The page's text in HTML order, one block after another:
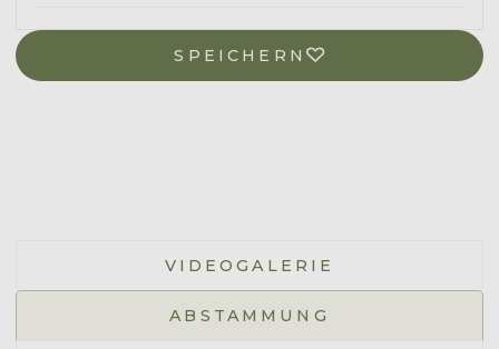
SPEICHERN
VIDEOGALERIE
ABSTAMMUNG